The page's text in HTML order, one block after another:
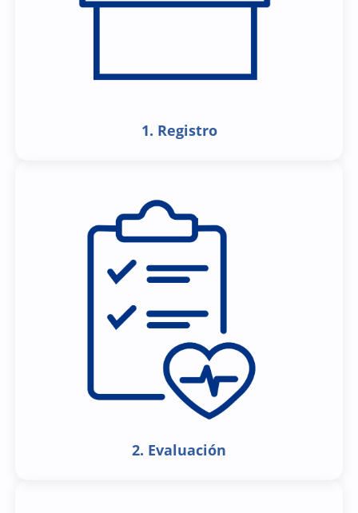
1. Registro
2. Evaluación